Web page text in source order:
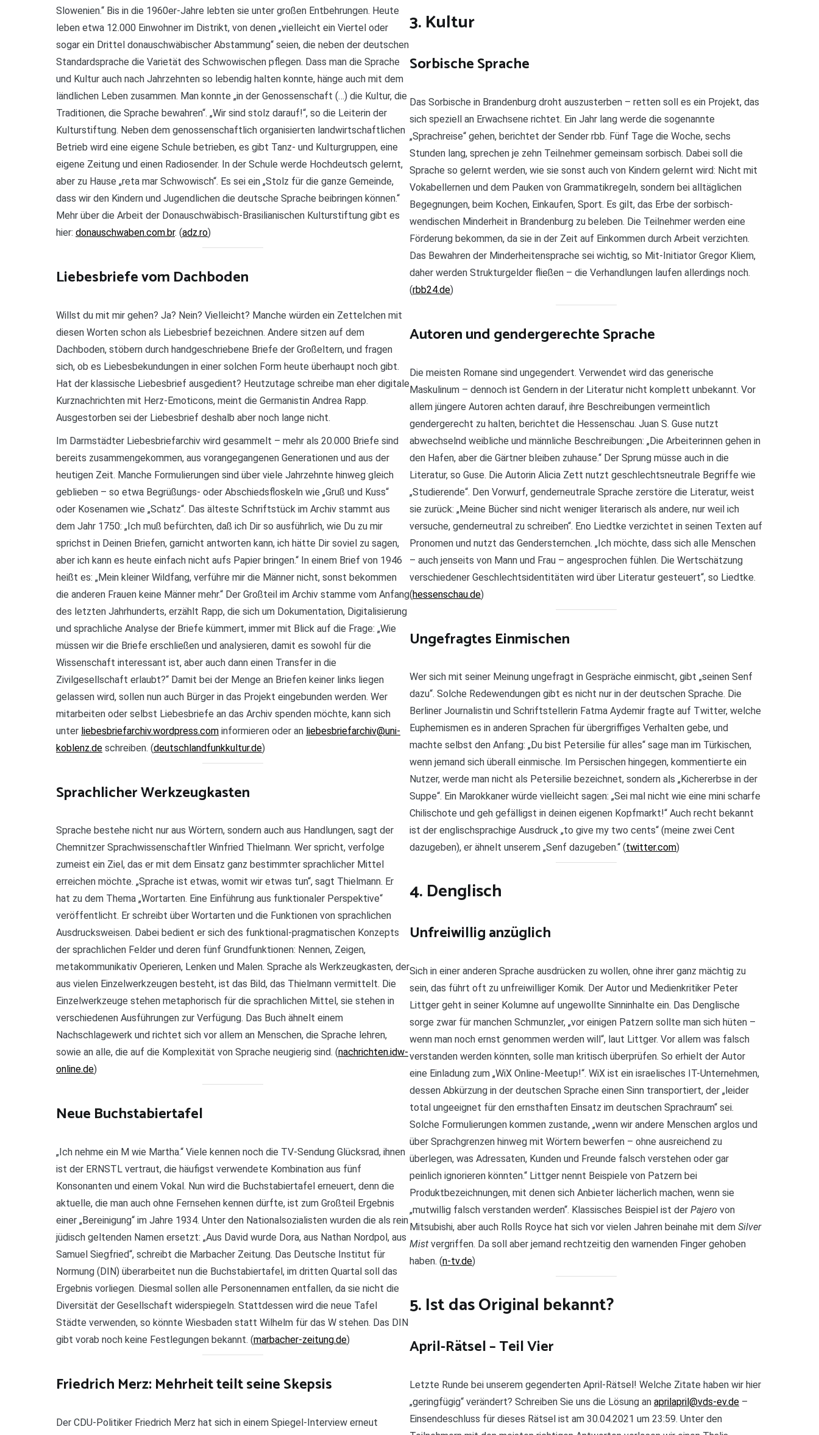
Slowenien.“ Bis in die 1960er-Jahre lebten sie unter großen Entbehrungen. Heute
leben etwa 12.000 Einwohner im Distrikt, von denen „vielleicht ein Viertel oder
sogar ein Drittel donauschwäbischer Abstammung“ seien, die neben der deutschen
Standardsprache die Varietät des Schwowischen pflegen. Dass man die Sprache
und Kultur auch nach Jahrzehnten so lebendig halten konnte, hänge auch mit dem
ländlichen Leben zusammen. Man konnte „in der Genossenschaft (…) die Kultur, die
Traditionen, die Sprache bewahren“. „Wir sind stolz darauf!“, so die Leiterin der
Kulturstiftung. Neben dem genossenschaftlich organisierten landwirtschaftlichen
Betrieb wird eine eigene Schule betrieben, es gibt Tanz- und Kulturgruppen, eine
eigene Zeitung und einen Radiosender. In der Schule werde Hochdeutsch gelernt,
aber zu Hause „reta mar Schwowisch“. Es sei ein „Stolz für die ganze Gemeinde,
dass wir den Kindern und Jugendlichen die deutsche Sprache beibringen können.“
Mehr über die Arbeit der Donauschwäbisch-Brasilianischen Kulturstiftung gibt es
hier: donauschwaben.com.br. (adz.ro)
Liebesbriefe vom Dachboden
Willst du mit mir gehen? Ja? Nein? Vielleicht? Manche würden ein Zettelchen mit
diesen Worten schon als Liebesbrief bezeichnen. Andere sitzen auf dem
Dachboden, stöbern durch handgeschriebene Briefe der Großeltern, und fragen
sich, ob es Liebesbekundungen in einer solchen Form heute überhaupt noch gibt.
Hat der klassische Liebesbrief ausgedient? Heutzutage schreibe man eher digitale
Kurznachrichten mit Herz-Emoticons, meint die Germanistin Andrea Rapp.
Ausgestorben sei der Liebesbrief deshalb aber noch lange nicht.
Im Darmstädter Liebesbriefarchiv wird gesammelt – mehr als 20.000 Briefe sind
bereits zusammengekommen, aus vorangegangenen Generationen und aus der
heutigen Zeit. Manche Formulierungen sind über viele Jahrzehnte hinweg gleich
geblieben – so etwa Begrüßungs- oder Abschiedsfloskeln wie „Gruß und Kuss“
oder Kosenamen wie „Schatz“. Das älteste Schriftstück im Archiv stammt aus
dem Jahr 1750: „Ich muß befürchten, daß ich Dir so ausführlich, wie Du zu mir
sprichst in Deinen Briefen, garnicht antworten kann, ich hätte Dir soviel zu sagen,
aber ich kann es heute einfach nicht aufs Papier bringen.“ In einem Brief von 1946
heißt es: „Mein kleiner Wildfang, verführe mir die Männer nicht, sonst bekommen
die anderen Frauen keine Männer mehr.“ Der Großteil im Archiv stamme vom Anfang
des letzten Jahrhunderts, erzählt Rapp, die sich um Dokumentation, Digitalisierung
und sprachliche Analyse der Briefe kümmert, immer mit Blick auf die Frage: „Wie
müssen wir die Briefe erschließen und analysieren, damit es sowohl für die
Wissenschaft interessant ist, aber auch dann einen Transfer in die
Zivilgesellschaft erlaubt?“ Damit bei der Menge an Briefen keiner links liegen
gelassen wird, sollen nun auch Bürger in das Projekt eingebunden werden. Wer
mitarbeiten oder selbst Liebesbriefe an das Archiv spenden möchte, kann sich
unter liebesbriefarchiv.wordpress.com informieren oder an liebesbriefarchiv@uni-
koblenz.de schreiben. (deutschlandfunkkultur.de)
Sprachlicher Werkzeugkasten
Sprache bestehe nicht nur aus Wörtern, sondern auch aus Handlungen, sagt der
Chemnitzer Sprachwissenschaftler Winfried Thielmann. Wer spricht, verfolge
zumeist ein Ziel, das er mit dem Einsatz ganz bestimmter sprachlicher Mittel
erreichen möchte. „Sprache ist etwas, womit wir etwas tun“, sagt Thielmann. Er
hat zu dem Thema „Wortarten. Eine Einführung aus funktionaler Perspektive“
veröffentlicht. Er schreibt über Wortarten und die Funktionen von sprachlichen
Ausdrucksweisen. Dabei bedient er sich des funktional-pragmatischen Konzepts
der sprachlichen Felder und deren fünf Grundfunktionen: Nennen, Zeigen,
metakommunikativ Operieren, Lenken und Malen. Sprache als Werkzeugkasten, der
aus vielen Einzelwerkzeugen besteht, ist das Bild, das Thielmann vermittelt. Die
Einzelwerkzeuge stehen metaphorisch für die sprachlichen Mittel, sie stehen in
verschiedenen Ausführungen zur Verfügung. Das Buch ähnelt einem
Nachschlagewerk und richtet sich vor allem an Menschen, die Sprache lehren,
sowie an alle, die auf die Komplexität von Sprache neugierig sind. (nachrichten.idw-
online.de)
Neue Buchstabiertafel
„Ich nehme ein M wie Martha.“ Viele kennen noch die TV-Sendung Glücksrad, ihnen
ist der ERNSTL vertraut, die häufigst verwendete Kombination aus fünf
Konsonanten und einem Vokal. Nun wird die Buchstabiertafel erneuert, denn die
aktuelle, die man auch ohne Fernsehen kennen dürfte, ist zum Großteil Ergebnis
einer „Bereinigung“ im Jahre 1934. Unter den Nationalsozialisten wurden die als rein
jüdisch geltenden Namen ersetzt: „Aus David wurde Dora, aus Nathan Nordpol, aus
Samuel Siegfried“, schreibt die Marbacher Zeitung. Das Deutsche Institut für
Normung (DIN) überarbeitet nun die Buchstabiertafel, im dritten Quartal soll das
Ergebnis vorliegen. Diesmal sollen alle Personennamen entfallen, da sie nicht die
Diversität der Gesellschaft widerspiegeln. Stattdessen wird die neue Tafel
Städte verwenden, so könnte Wiesbaden statt Wilhelm für das W stehen. Das DIN
gibt vorab noch keine Festlegungen bekannt. (marbacher-zeitung.de)
Friedrich Merz: Mehrheit teilt seine Skepsis
Der CDU-Politiker Friedrich Merz hat sich in einem Spiegel-Interview erneut
3. Kultur
Sorbische Sprache
Das Sorbische in Brandenburg droht auszusterben – retten soll es ein Projekt, das
sich speziell an Erwachsene richtet. Ein Jahr lang werde die sogenannte
„Sprachreise“ gehen, berichtet der Sender rbb. Fünf Tage die Woche, sechs
Stunden lang, sprechen je zehn Teilnehmer gemeinsam sorbisch. Dabei soll die
Sprache so gelernt werden, wie sie sonst auch von Kindern gelernt wird: Nicht mit
Vokabellernen und dem Pauken von Grammatikregeln, sondern bei alltäglichen
Begegnungen, beim Kochen, Einkaufen, Sport. Es gilt, das Erbe der sorbisch-
wendischen Minderheit in Brandenburg zu beleben. Die Teilnehmer werden eine
Förderung bekommen, da sie in der Zeit auf Einkommen durch Arbeit verzichten.
Das Bewahren der Minderheitensprache sei wichtig, so Mit-Initiator Gregor Kliem,
daher werden Strukturgelder fließen – die Verhandlungen laufen allerdings noch.
(rbb24.de)
Autoren und gendergerechte Sprache
Die meisten Romane sind ungegendert. Verwendet wird das generische
Maskulinum – dennoch ist Gendern in der Literatur nicht komplett unbekannt. Vor
allem jüngere Autoren achten darauf, ihre Beschreibungen vermeintlich
gendergerecht zu halten, berichtet die Hessenschau. Juan S. Guse nutzt
abwechselnd weibliche und männliche Beschreibungen: „Die Arbeiterinnen gehen in
den Hafen, aber die Gärtner bleiben zuhause.“ Der Sprung müsse auch in die
Literatur, so Guse. Die Autorin Alicia Zett nutzt geschlechtsneutrale Begriffe wie
„Studierende“. Den Vorwurf, genderneutrale Sprache zerstöre die Literatur, weist
sie zurück: „Meine Bücher sind nicht weniger literarisch als andere, nur weil ich
versuche, genderneutral zu schreiben“. Eno Liedtke verzichtet in seinen Texten auf
Pronomen und nutzt das Gendersternchen. „Ich möchte, dass sich alle Menschen
– auch jenseits von Mann und Frau – angesprochen fühlen. Die Wertschätzung
verschiedener Geschlechtsidentitäten wird über Literatur gesteuert“, so Liedtke.
(hessenschau.de)
Ungefragtes Einmischen
Wer sich mit seiner Meinung ungefragt in Gespräche einmischt, gibt „seinen Senf
dazu“. Solche Redewendungen gibt es nicht nur in der deutschen Sprache. Die
Berliner Journalistin und Schriftstellerin Fatma Aydemir fragte auf Twitter, welche
Euphemismen es in anderen Sprachen für übergriffiges Verhalten gebe, und
machte selbst den Anfang: „Du bist Petersilie für alles“ sage man im Türkischen,
wenn jemand sich überall einmische. Im Persischen hingegen, kommentierte ein
Nutzer, werde man nicht als Petersilie bezeichnet, sondern als „Kichererbse in der
Suppe“. Ein Marokkaner würde vielleicht sagen: „Sei mal nicht wie eine mini scharfe
Chilischote und geh gefälligst in deinen eigenen Kopfmarkt!“ Auch recht bekannt
ist der englischsprachige Ausdruck „to give my two cents“ (meine zwei Cent
dazugeben), er ähnelt unserem „Senf dazugeben.“ (twitter.com)
4. Denglisch
Unfreiwillig anzüglich
Sich in einer anderen Sprache ausdrücken zu wollen, ohne ihrer ganz mächtig zu
sein, das führt oft zu unfreiwilliger Komik. Der Autor und Medienkritiker Peter
Littger geht in seiner Kolumne auf ungewollte Sinninhalte ein. Das Denglische
sorge zwar für manchen Schmunzler, „vor einigen Patzern sollte man sich hüten –
wenn man noch ernst genommen werden will“, laut Littger. Vor allem was falsch
verstanden werden könnten, solle man kritisch überprüfen. So erhielt der Autor
eine Einladung zum „WiX Online-Meetup!“. WiX ist ein israelisches IT-Unternehmen,
dessen Abkürzung in der deutschen Sprache einen Sinn transportiert, der „leider
total ungeeignet für den ernsthaften Einsatz im deutschen Sprachraum“ sei.
Solche Formulierungen kommen zustande, „wenn wir andere Menschen arglos und
über Sprachgrenzen hinweg mit Wörtern bewerfen – ohne ausreichend zu
überlegen, was Adressaten, Kunden und Freunde falsch verstehen oder gar
peinlich ignorieren könnten.“ Littger nennt Beispiele von Patzern bei
Produktbezeichnungen, mit denen sich Anbieter lächerlich machen, wenn sie
„mutwillig falsch verstanden werden“. Klassisches Beispiel ist der Pajero von
Mitsubishi, aber auch Rolls Royce hat sich vor vielen Jahren beinahe mit dem Silver
Mist vergriffen. Da soll aber jemand rechtzeitig den warnenden Finger gehoben
haben. (n-tv.de)
5. Ist das Original bekannt?
April-Rätsel – Teil Vier
Letzte Runde bei unserem gegenderten April-Rätsel! Welche Zitate haben wir hier
„geringfügig“ verändert? Schreiben Sie uns die Lösung an aprilapril@vds-ev.de –
Einsendeschluss für dieses Rätsel ist am 30.04.2021 um 23:59. Unter den